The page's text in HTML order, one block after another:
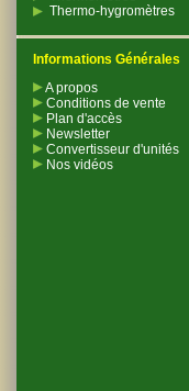
Thermo-hygromètres
Informations Générales
A propos
Conditions de vente
Plan d'accès
Newsletter
Convertisseur d'unités
Nos vidéos